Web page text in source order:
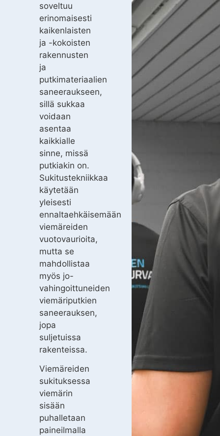
soveltuu
erinomaisesti
kaikenlaisten
ja -kokoisten
rakennusten
ja
putkimateriaalien
saneeraukseen,
sillä sukkaa
voidaan
asentaa
kaikkialle
sinne, missä
putkiakin on.
Sukitustekniikkaa
käytetään
yleisesti
ennaltaehkäisemään
viemäreiden
vuotovaurioita,
mutta se
mahdollistaa
myös jo-
vahingoittuneiden
viemäriputkien
saneerauksen,
jopa
suljetuissa
rakenteissa.
Viemäreiden
sukituksessa
viemärin
sisään
puhalletaan
paineilmalla